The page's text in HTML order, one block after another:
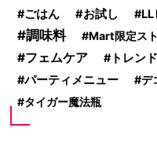
ごはん お試し LL
調味料 Mart限定ス
フェムケア トレン
パーティメニュー デ
タイガー魔法瓶